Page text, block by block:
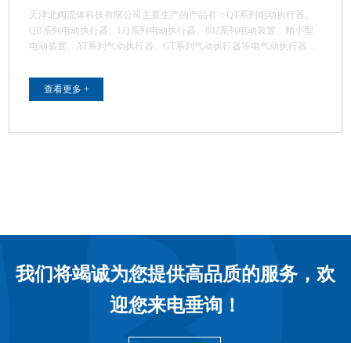
天津北阀流体科技有限公司主要生产的产品有：QT系列电动执行器、
QB系列电动执行器、LQ系列电动执行器、802系列电动装置、精小型
电动装置、AT系列气动执行器、GT系列气动执行器等电气动执行器及
查看更多 +
我们将竭诚为您提供高品质的服务，欢
迎您来电垂询！